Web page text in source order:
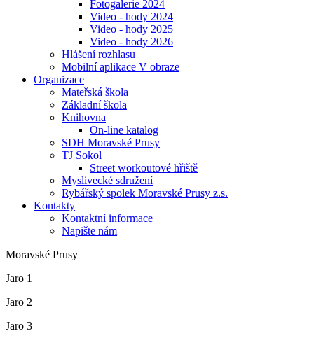
Fotogalerie 2024
Video - hody 2024
Video - hody 2025
Video - hody 2026
Hlášení rozhlasu
Mobilní aplikace V obraze
Organizace
Mateřská škola
Základní škola
Knihovna
On-line katalog
SDH Moravské Prusy
TJ Sokol
Street workoutové hřiště
Myslivecké sdružení
Rybářský spolek Moravské Prusy z.s.
Kontakty
Kontaktní informace
Napište nám
Moravské Prusy
Jaro 1
Jaro 2
Jaro 3